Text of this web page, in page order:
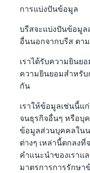
การแบ่งปันข้อมูล
บรีสจะแบ่งปันข้อมู
อื่นนอกจากบรีส ตา
เราได้รับความยินย
ความยินยอมสำหรั
กัน
เราให้ข้อมูลเช่นนี้แ
จนธุรกิจอื่นๆ หรือบุ
ข้อมูลส่วนบุคคลในน
ต่างๆ เหล่านี้ตกลง
คำแนะนำของเรา
มาตรการการรักษา